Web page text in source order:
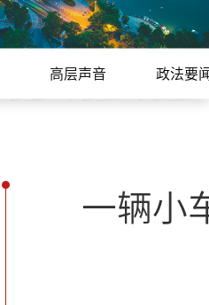
高层声音 政法要
一辆小